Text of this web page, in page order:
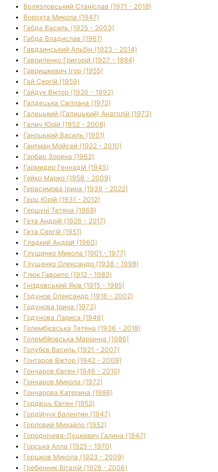
Волязловський Станіслав (1971 - 2018)
Ворохта Микола (1947)
Габда Василь (1925 - 2003)
Габда Владислав (1961)
Гавдзинський Альбін (1923 - 2014)
Гавриленко Григорій (1927 - 1984)
Гавришкевич Ігор (1955)
Гай Сергій (1959)
Гайдук Віктор (1926 - 1992)
Галдецька Світлана (1972)
Галецький (Галицький) Анатолій (1973)
Галич Юрій (1952 - 2008)
Ганоцький Василь (1951)
Гантман Мойсей (1922 - 2010)
Гарбар Зоряна (1962)
Гармидер Геннадій (1945)
Гейко Марко (1956 - 2009)
Герасимова Ірина (1939 - 2022)
Герц Юрій (1931 - 2012)
Гершуні Тетяна (1968)
Гета Андрій (1926 - 2017)
Гета Сергій (1951)
Гладкий Андрій (1960)
Глущенко Микола (1901 - 1977)
Глущенко Олександр (1938 - 1998)
Глюк Гаврило (1912 - 1983)
Гніздовський Яків (1915 - 1985)
Годунов Олександр (1916 - 2002)
Годунова Ірина (1973)
Годунова Лариса (1946)
Голембієвська Тетяна (1936 - 2018)
Голембйовська Маріанна (1986)
Голубєв Василь (1921 - 2007)
Гонтаров Віктор (1942 - 2009)
Гончаров Євген (1946 - 2010)
Гончаров Микола (1972)
Гончарова Катерина (1986)
Гордієць Євген (1952)
Гордійчук Валентин (1947)
Горловий Михайло (1952)
Городнічева-Луцкевич Галина (1947)
Горська Алла (1925 - 1970)
Горшков Микола (1923 - 2009)
Гребенник Віталій (1928 - 2006)